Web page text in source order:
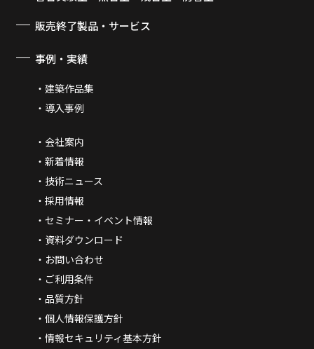
販売終了製品・サービス
事例・実績
建築作品集
導入事例
会社案内
新着情報
技術ニュース
採用情報
セミナー・イベント情報
資料ダウンロード
お問い合わせ
ご利用条件
品質方針
個人情報保護方針
情報セキュリティ基本方針